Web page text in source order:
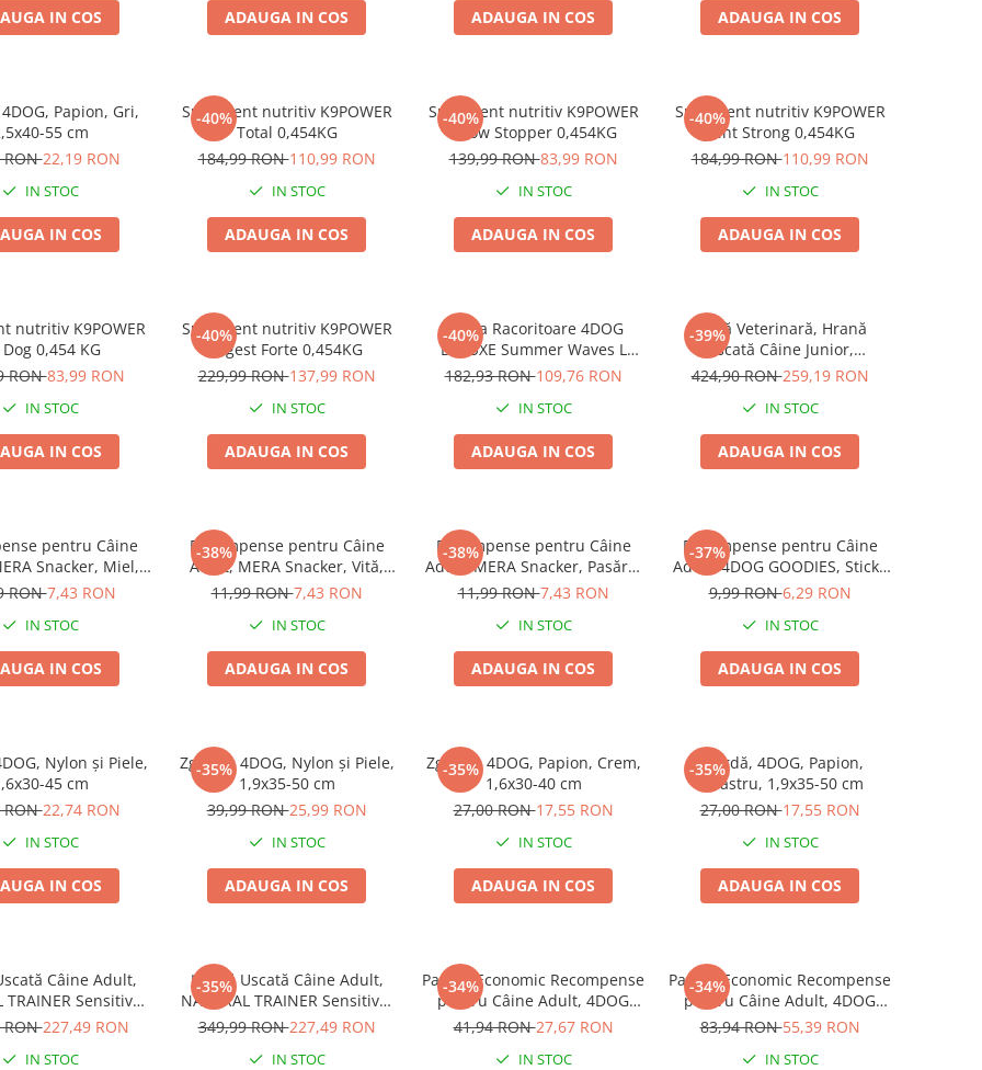
IN COS ADAUGA IN COS ADAUGA IN COS ADAUGA IN COS
Papion, Gri,
55 cm
RON22,19 RON
IN STOC
IN COS
-40%
Supliment nutritiv K9POWER
Total 0,454KG
184,99 RON110,99 RON
IN STOC
ADAUGA IN COS
-40%
Supliment nutritiv K9POWER
Show Stopper 0,454KG
139,99 RON83,99 RON
IN STOC
ADAUGA IN COS
-40%
Supliment nutritiv K9POWER
Joint Strong 0,454KG
184,99 RON110,99 RON
IN STOC
ADAUGA IN COS
nutritiv K9POWER
Dog 0,454 KG
RON83,99 RON
IN STOC
IN COS
-40%
Supliment nutritiv K9POWER
Digest Forte 0,454KG
229,99 RON137,99 RON
IN STOC
ADAUGA IN COS
-40%
Saltea Racoritoare 4DOG
DELUXE Summer Waves L
77x46cm
182,93 RON109,76 RON
IN STOC
ADAUGA IN COS
-39%
Dietă Veterinară, Hrană
Uscată Câine Junior,
EXCLUSION Intestinal, Toate
424,90 RON259,19 RON
IN STOC
ADAUGA IN COS
pentru Câine
Snacker, Miel,
200g
RON7,43 RON
IN STOC
IN COS
-38%
Recompense pentru Câine
Adult, MERA Snacker, Vită,
200g
11,99 RON7,43 RON
IN STOC
ADAUGA IN COS
-38%
Recompense pentru Câine
Adult, MERA Snacker, Pasăre,
200g
11,99 RON7,43 RON
IN STOC
ADAUGA IN COS
-37%
Recompense pentru Câine
Adult, 4DOG GOODIES, Sticks
din Orez, Talie Mică, 12 cm, 6
9,99 RON6,29 RON
IN STOC
ADAUGA IN COS
Nylon și Piele,
45 cm
RON22,74 RON
IN STOC
IN COS
-35%
Zgardă, 4DOG, Nylon și Piele,
1,9x35-50 cm
39,99 RON25,99 RON
IN STOC
ADAUGA IN COS
-35%
Zgardă, 4DOG, Papion, Crem,
1,6x30-40 cm
27,00 RON17,55 RON
IN STOC
ADAUGA IN COS
-35%
Zgardă, 4DOG, Papion,
Albastru, 1,9x35-50 cm
27,00 RON17,55 RON
IN STOC
ADAUGA IN COS
Câine Adult,
TRAINER Sensitive,
Gluten, Talie
RON227,49 RON
IN STOC
-35%
Hrană Uscată Câine Adult,
NATURAL TRAINER Sensitive,
Fără Gluten, Talie
349,99 RON227,49 RON
IN STOC
-34%
Pachet Economic Recompense
pentru Câine Adult, 4DOG
GOODIES Trainer, Miel și
41,94 RON27,67 RON
IN STOC
-34%
Pachet Economic Recompense
pentru Câine Adult, 4DOG
GOODIES Classic, Jerky
83,94 RON55,39 RON
IN STOC